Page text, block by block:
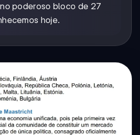
poderoso bloco de 27
hoje.